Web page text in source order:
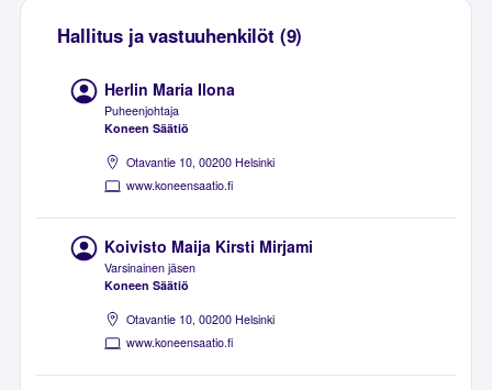
Hallitus ja vastuuhenkilöt (9)
Herlin Maria Ilona
Puheenjohtaja
Koneen Säätiö
Otavantie 10, 00200 Helsinki
www.koneensaatio.fi
Koivisto Maija Kirsti Mirjami
Varsinainen jäsen
Koneen Säätiö
Otavantie 10, 00200 Helsinki
www.koneensaatio.fi